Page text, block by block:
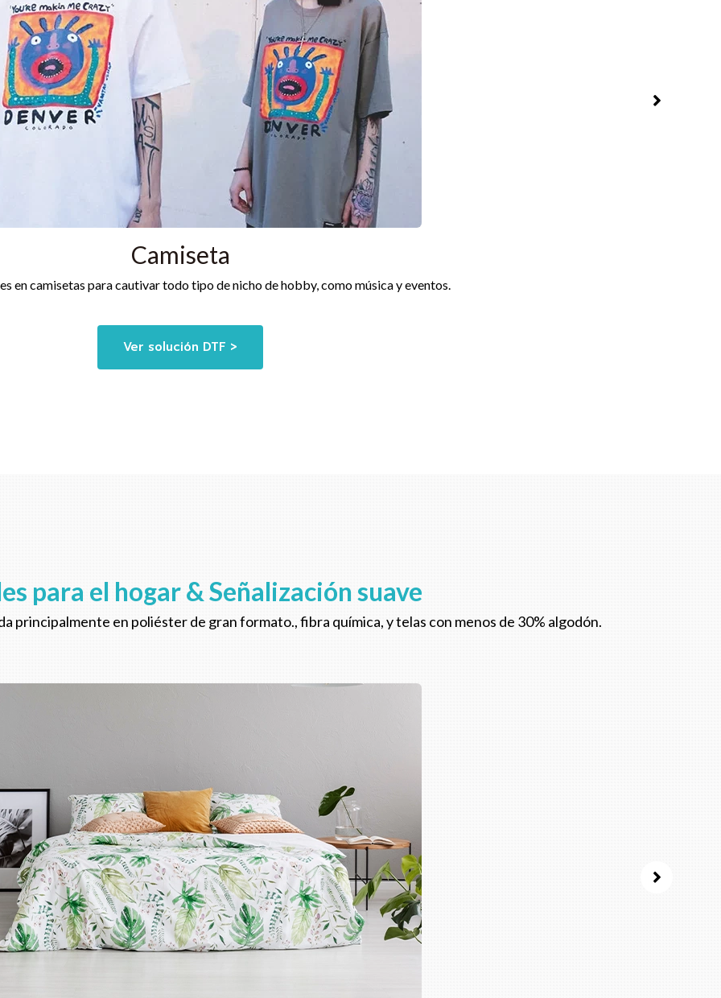
Camiseta
en camisetas para cautivar todo tipo de nicho de hobby, como música y eventos.
Ver solución DTF >
para el hogar & Señalización suave
principalmente en poliéster de gran formato., fibra química, y telas con menos de 30% algodón.